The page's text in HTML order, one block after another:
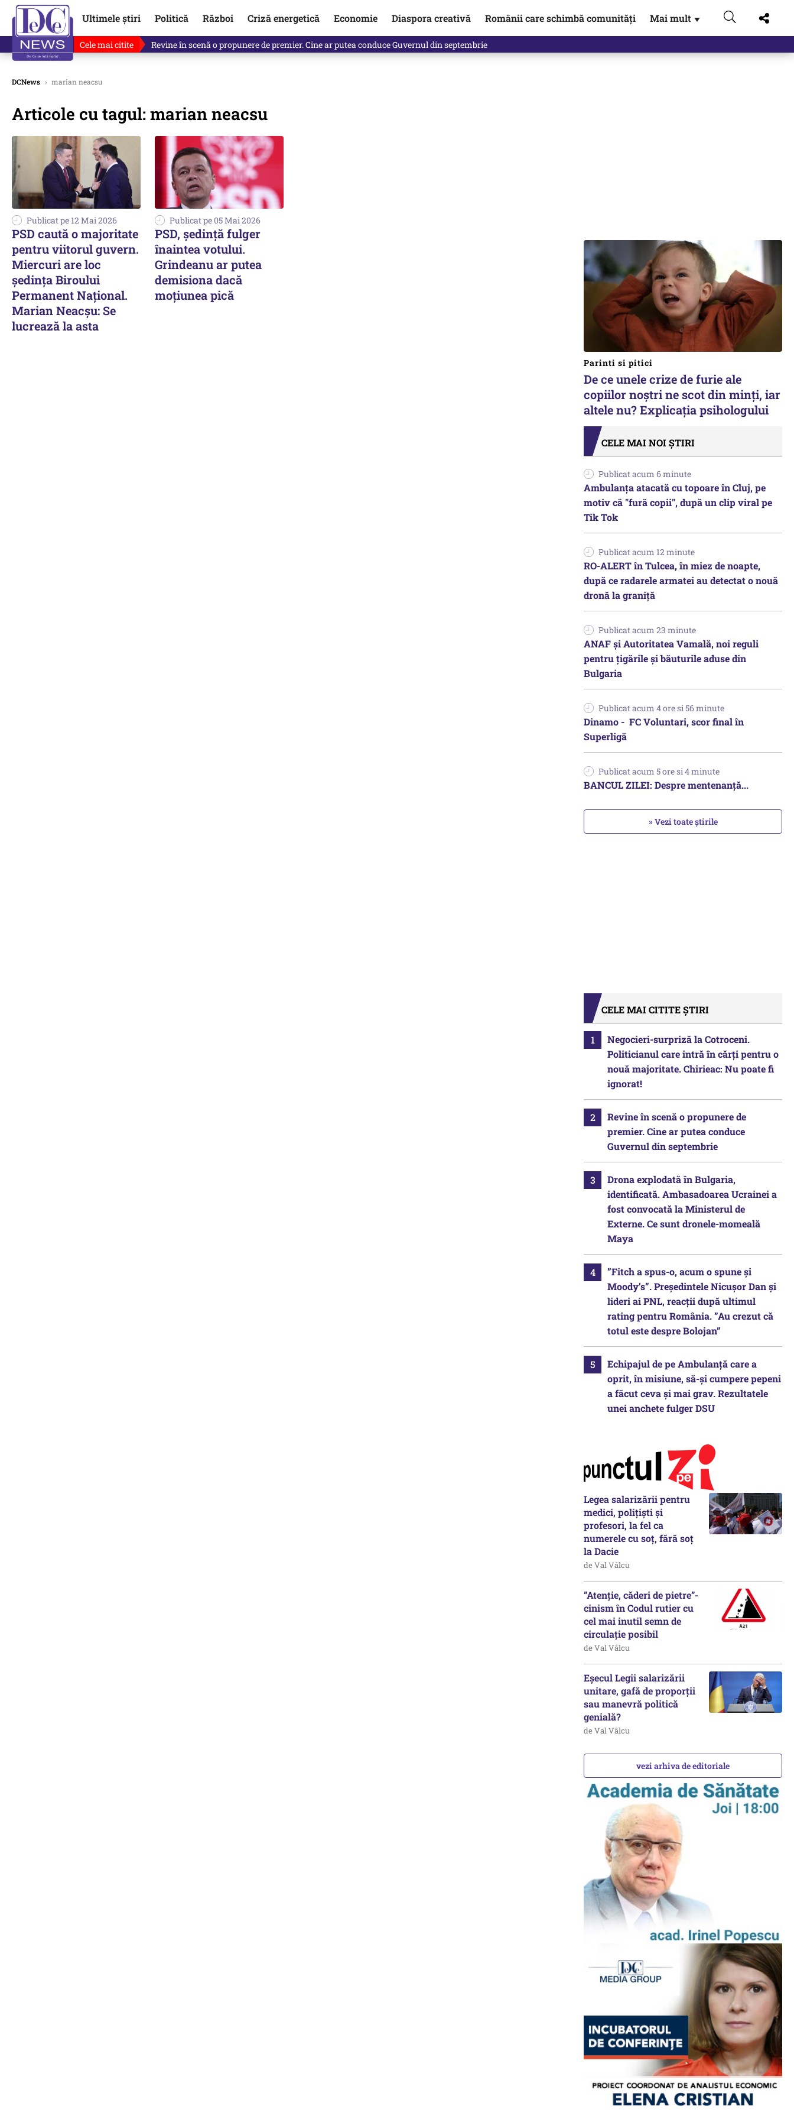
Ultimele știri Politică Război Criză energetică Economie Diaspora creativă Românii care schimbă comunități Mai mult ▼
Cele mai citite Drona explodată în Bulgaria, identificată. Ambasadoarea Ucrainei a fost convocată la Ministerul de Externe.…
DCNews › marian neacsu
Articole cu tagul: marian neacsu
Publicat pe 12 Mai 2026
PSD caută o majoritate
pentru viitorul guvern.
Miercuri are loc
şedinţa Biroului
Permanent Naţional.
Marian Neacşu: Se
lucrează la asta
Publicat pe 05 Mai 2026
PSD, ședință fulger
înaintea votului.
Grindeanu ar putea
demisiona dacă
moțiunea pică
Parinti si pitici
De ce unele crize de furie ale
copiilor noștri ne scot din minți, iar
altele nu? Explicația psihologului
CELE MAI NOI ȘTIRI
Publicat acum 6 minute
Ambulanța atacată cu topoare în Cluj, pe
motiv că "fură copii", după un clip viral pe
Tik Tok
Publicat acum 12 minute
RO-ALERT în Tulcea, în miez de noapte,
după ce radarele armatei au detectat o nouă
dronă la graniță
Publicat acum 23 minute
ANAF și Autoritatea Vamală, noi reguli
pentru țigările și băuturile aduse din
Bulgaria
Publicat acum 4 ore si 56 minute
Dinamo - FC Voluntari, scor final în
Superligă
Publicat acum 5 ore si 4 minute
BANCUL ZILEI: Despre mentenanță...
» Vezi toate știrile
CELE MAI CITITE ȘTIRI
Negocieri-surpriză la Cotroceni.
Politicianul care intră în cărți pentru o
nouă majoritate. Chirieac: Nu poate fi
ignorat!
Revine în scenă o propunere de
premier. Cine ar putea conduce
Guvernul din septembrie
Drona explodată în Bulgaria,
identificată. Ambasadoarea Ucrainei a
fost convocată la Ministerul de
Externe. Ce sunt dronele-momeală
Maya
”Fitch a spus-o, acum o spune și
Moody’s”. Președintele Nicușor Dan și
lideri ai PNL, reacții după ultimul
rating pentru România. ”Au crezut că
totul este despre Bolojan”
Echipajul de pe Ambulanță care a
oprit, în misiune, să-și cumpere pepeni
a făcut ceva și mai grav. Rezultatele
unei anchete fulger DSU
Legea salarizării pentru
medici, polițiști și
profesori, la fel ca
numerele cu soț, fără soț
la Dacie
de Val Vâlcu
”Atenție, căderi de pietre”-
cinism în Codul rutier cu
cel mai inutil semn de
circulație posibil
de Val Vâlcu
Eșecul Legii salarizării
unitare, gafă de proporții
sau manevră politică
genială?
de Val Vâlcu
vezi arhiva de editoriale